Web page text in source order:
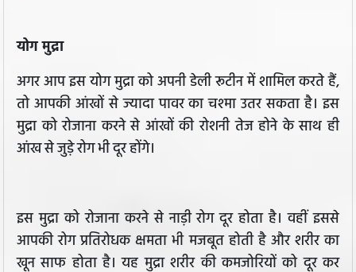
योग मुद्रा
अगर आप इस योग मुद्रा को अपनी डेली रूटीन में शामिल करते हैं,
तो आपकी आंखों से ज्यादा पावर का चश्मा उतर सकता है। इस
मुद्रा को रोजाना करने से आंखों की रोशनी तेज होने के साथ ही
आंख से जुड़े रोग भी दूर होंगे।
इस मुद्रा को रोजाना करने से नाड़ी रोग दूर होता है। वहीं इससे
आपकी रोग प्रतिरोधक क्षमता भी मजबूत होती है और शरीर का
खून साफ होता है। यह मुद्रा शरीर की कमजोरियों को दूर कर